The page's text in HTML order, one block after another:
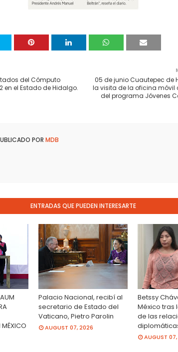
05 de junio Cuautepec de
la visita de la oficina móvil
del programa Jóvenes
del Cómputo
en el Estado de Hidalgo.
POR MDB
ENTRADAS QUE PUEDEN INTERESARTE
MÉXICO
Palacio Nacional, recibí al
secretario de Estado del
Vaticano, Pietro Parolin
AUGUST 07, 2026
Betssy
México tras
de las
AUGUST